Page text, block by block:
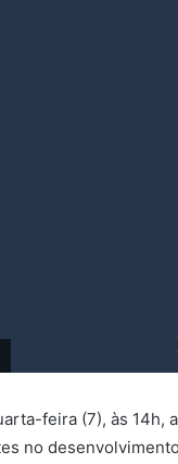
feira (7), às 14h,
no